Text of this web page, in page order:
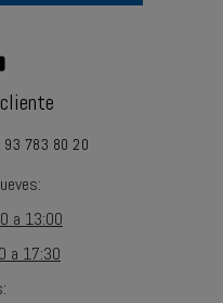
93 783 80 20
:
a 13:00
a 17:30
: